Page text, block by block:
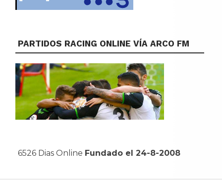
PARTIDOS RACING ONLINE VÍA ARCO FM
6526 Dias Online Fundado el 24-8-2008